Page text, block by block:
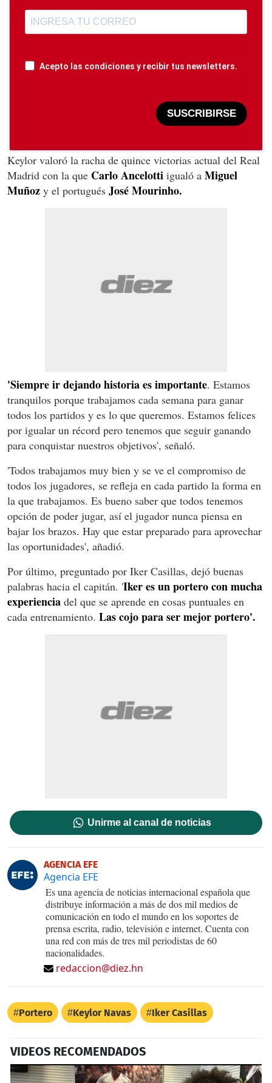
Acepto las condiciones y recibir tus newsletters.
SUSCRIBIRSE
Keylor valoró la racha de quince victorias actual del Real
Madrid con la que Carlo Ancelotti igualó a Miguel
Muñoz y el portugués José Mourinho.
'Siempre ir dejando historia es importante. Estamos
tranquilos porque trabajamos cada semana para ganar
todos los partidos y es lo que queremos. Estamos felices
por igualar un récord pero tenemos que seguir ganando
para conquistar nuestros objetivos', señaló.
'Todos trabajamos muy bien y se ve el compromiso de
todos los jugadores, se refleja en cada partido la forma en
la que trabajamos. Es bueno saber que todos tenemos
opción de poder jugar, así el jugador nunca piensa en
bajar los brazos. Hay que estar preparado para aprovechar
las oportunidades', añadió.
Por último, preguntado por Iker Casillas, dejó buenas
palabras hacia el capitán. 'Iker es un portero con mucha
experiencia del que se aprende en cosas puntuales en
cada entrenamiento. Las cojo para ser mejor portero'.
Unirme al canal de noticias
AGENCIA EFE
Agencia EFE
Es una agencia de noticias internacional española que
distribuye información a más de dos mil medios de
comunicación en todo el mundo en los soportes de
prensa escrita, radio, televisión e internet. Cuenta con
una red con más de tres mil periodistas de 60
nacionalidades.
redaccion@diez.hn
Portero Keylor Navas Iker Casillas
VIDEOS RECOMENDADOS